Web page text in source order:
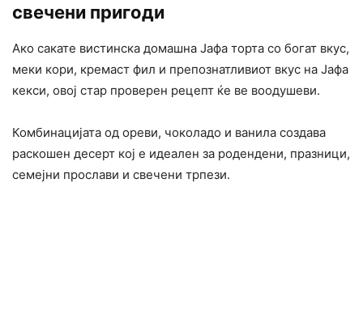
свечени пригоди
Ако сакате вистинска домашна Јафа торта со богат вкус,
меки кори, кремаст фил и препознатливиот вкус на Јафа
кекси, овој стар проверен рецепт ќе ве воодушеви.
Комбинацијата од ореви, чоколадо и ванила создава
раскошен десерт кој е идеален за родендени, празници,
семејни прослави и свечени трпези.